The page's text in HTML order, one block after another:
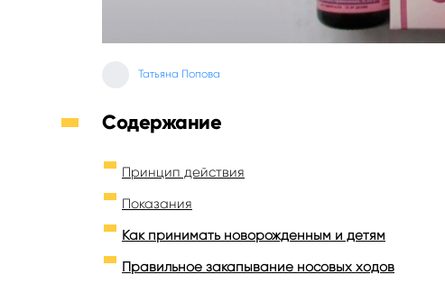
Татьяна Попова
Содержание
Принцип действия
Показания
Как принимать новорожденным и детям
Правильное закапывание носовых ходов